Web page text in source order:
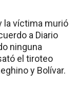
la víctima murió
a Diario
ninguna
el tiroteo
y Bolívar.